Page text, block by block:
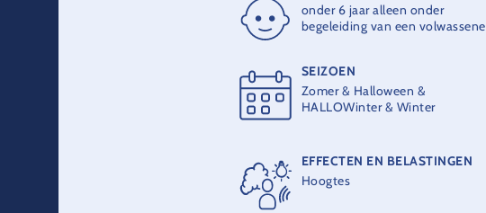
onder 6 jaar alleen onder
begeleiding van een volwassene
SEIZOEN
Zomer & Halloween &
HALLOWinter & Winter
EFFECTEN EN BELASTINGEN
Hoogtes
2 min.
LEVERANCIER
Zamperla